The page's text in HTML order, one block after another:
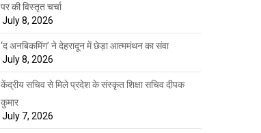
पर की विस्तृत चर्चा
July 8, 2026
‘द अनबिकमिंग’ ने देहरादून में छेड़ा आत्ममंथन का संवा
July 8, 2026
केंद्रीय सचिव से मिले प्रदेश के संस्कृत शिक्षा सचिव दीपक
कुमार
July 7, 2026